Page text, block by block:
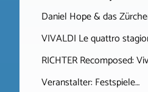
Daniel Hope & das
VIVALDI Le quattro
RICHTER Recomposed:
Veranstalter: Festspiele…